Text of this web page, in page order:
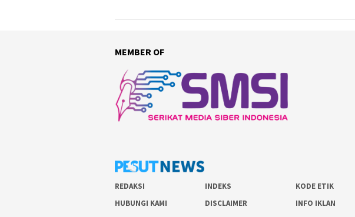
MEMBER OF
REDAKSI INDEKS
KODE ETIK
HUBUNGI KAMI
DISCLAIMER
INFO IKLAN